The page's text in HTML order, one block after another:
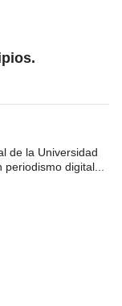
de la Universidad
periodismo digital